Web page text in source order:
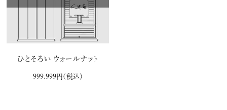
ひとそろい ウォールナット
999,999円 （税込）